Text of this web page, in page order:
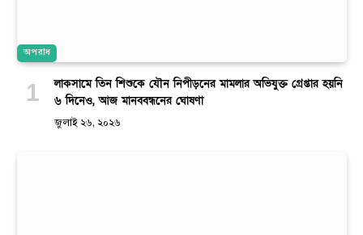
অপরাধ
লাকসামে তিন শিশুকে যৌন নিপীড়নের মামলার অভিযুক্ত গ্রেপ্তার হয়নি
৬ দিনেও, আজ মানববন্ধনের ঘোষণা
জুলাই ২৬, ২০২৬